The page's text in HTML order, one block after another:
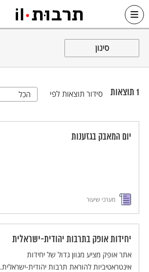
כל האתר
סינון
1 תוצאות סידור תוצאות לפי הכל
יום המאבק בגזענות
מערכי שיעור
יחידות אופק בתרבות יהודית-ישראלית
אתר אופק מציע מגוון גדול של יחידות
אינטראטיביות להוראת תרבות יהודית-ישראלית.